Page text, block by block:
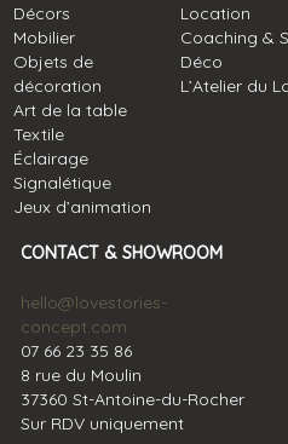
Décors
Mobilier
Objets de
décoration
Art de la table
Textile
Éclairage
Signalétique
Jeux d’animation
Location
Coaching &
Déco
L’Atelier du
CONTACT & SHOWROOM
hello@lovestories-
concept.com
07 66 23 35 86
8 rue du Moulin
37360 St-Antoine-du-Rocher
Sur RDV uniquement